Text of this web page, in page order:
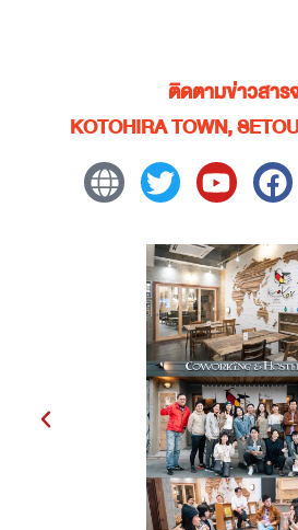
ติดตามข่าวสาร
KOTOHIRA TOWN,